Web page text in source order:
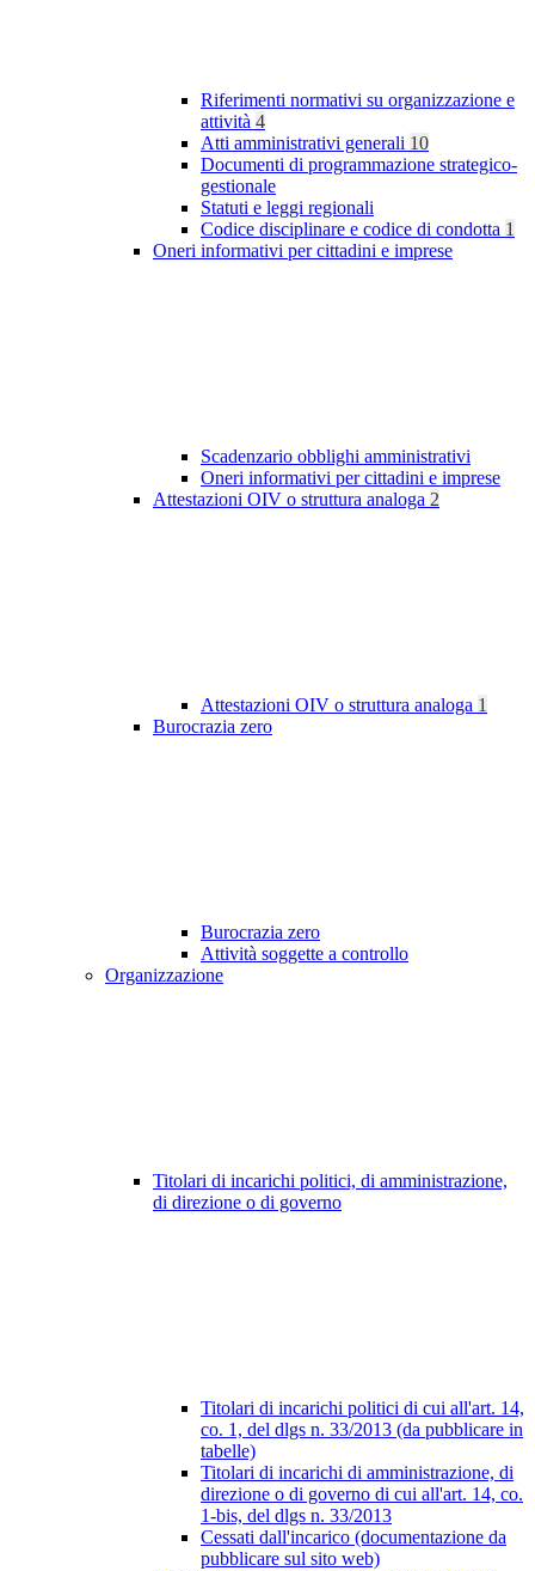
Riferimenti normativi su organizzazione e
attività 4
Atti amministrativi generali 10
Documenti di programmazione strategico-
gestionale
Statuti e leggi regionali
Codice disciplinare e codice di condotta 1
Oneri informativi per cittadini e imprese
Scadenzario obblighi amministrativi
Oneri informativi per cittadini e imprese
Attestazioni OIV o struttura analoga 2
Attestazioni OIV o struttura analoga 1
Burocrazia zero
Burocrazia zero
Attività soggette a controllo
Organizzazione
Titolari di incarichi politici, di amministrazione,
di direzione o di governo
Titolari di incarichi politici di cui all'art. 14,
co. 1, del dlgs n. 33/2013 (da pubblicare in
tabelle)
Titolari di incarichi di amministrazione, di
direzione o di governo di cui all'art. 14, co.
1-bis, del dlgs n. 33/2013
Cessati dall'incarico (documentazione da
pubblicare sul sito web)